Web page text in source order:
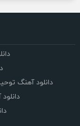
دانلود آهنگ